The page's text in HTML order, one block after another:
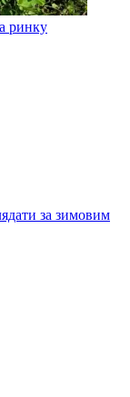
ринку
за зимовим